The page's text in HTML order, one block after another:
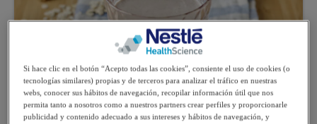
Si hace clic en el botón “Acepto todas las cookies”, consiente el uso de cookies (o
tecnologías similares) propias y de terceros para analizar el tráfico en nuestras
webs, conocer sus hábitos de navegación, recopilar información útil que nos
permita tanto a nosotros como a nuestros partners crear perfiles y proporcionarle
publicidad y contenido adecuado a sus intereses y hábitos de navegación, y